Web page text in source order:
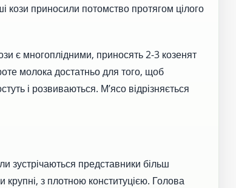
кози приносили потомство протягом цілого
є многоплідними, приносять 2-3 козенят
молока достатньо для того, щоб
і розвиваються. М’ясо відрізняється
зустрічаються представники більш
крупні, з плотною конституцією. Голова